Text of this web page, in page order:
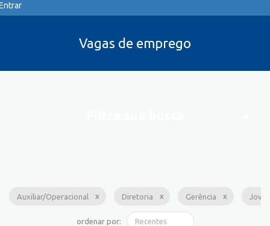
Vagas de emprego
Auxiliar/Operacional Diretoria Gerência
ordenar por: